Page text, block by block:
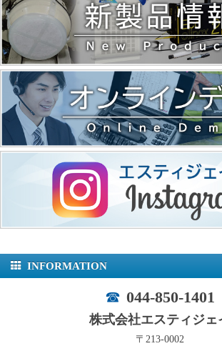
INFORMATION
044-850-1401
株式会社エスティジェ
〒213-0002